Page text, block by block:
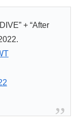
+ “After